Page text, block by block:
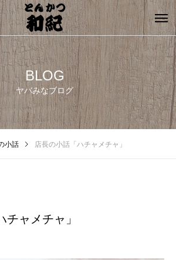
BLOG
ヤバみなブログ
小話 店長の小話「ハチャメチャ」
チャメチャ」